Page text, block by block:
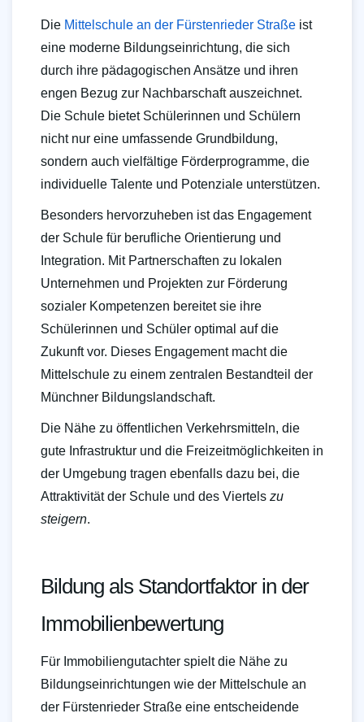
Die Mittelschule an der Fürstenrieder Straße ist
eine moderne Bildungseinrichtung, die sich
durch ihre pädagogischen Ansätze und ihren
engen Bezug zur Nachbarschaft auszeichnet.
Die Schule bietet Schülerinnen und Schülern
nicht nur eine umfassende Grundbildung,
sondern auch vielfältige Förderprogramme, die
individuelle Talente und Potenziale unterstützen.
Besonders hervorzuheben ist das Engagement
der Schule für berufliche Orientierung und
Integration. Mit Partnerschaften zu lokalen
Unternehmen und Projekten zur Förderung
sozialer Kompetenzen bereitet sie ihre
Schülerinnen und Schüler optimal auf die
Zukunft vor. Dieses Engagement macht die
Mittelschule zu einem zentralen Bestandteil der
Münchner Bildungslandschaft.
Die Nähe zu öffentlichen Verkehrsmitteln, die
gute Infrastruktur und die Freizeitmöglichkeiten in
der Umgebung tragen ebenfalls dazu bei, die
Attraktivität der Schule und des Viertels zu
steigern.
Bildung als Standortfaktor in der
Immobilienbewertung
Für Immobiliengutachter spielt die Nähe zu
Bildungseinrichtungen wie der Mittelschule an
der Fürstenrieder Straße eine entscheidende